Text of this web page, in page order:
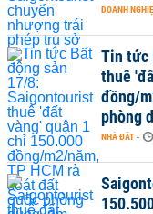
DOANH
Tin tức
thuê
đồng/
phòng
NHÀ ĐẤT -